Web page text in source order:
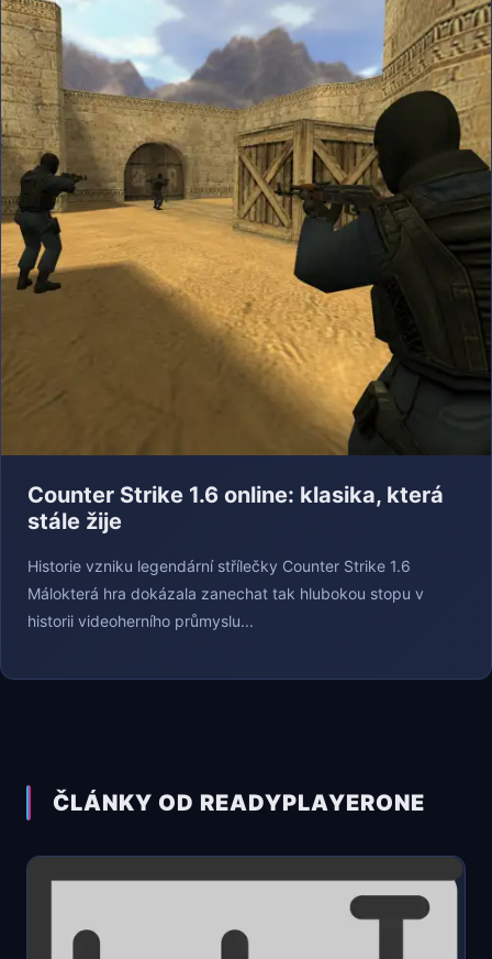
Counter Strike 1.6 online: klasika, která
stále žije
Historie vzniku legendární střílečky Counter Strike 1.6
Málokterá hra dokázala zanechat tak hlubokou stopu v
historii videoherního průmyslu...
ČLÁNKY OD READYPLAYERONE